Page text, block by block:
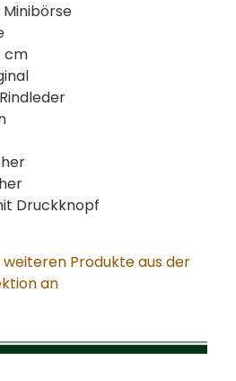
cm
Druckknopf
weiteren Produkte aus der
an